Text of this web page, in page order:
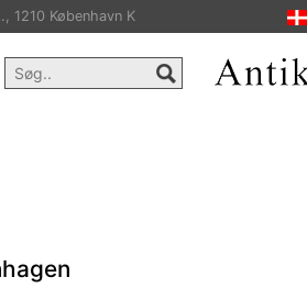
1210 København K